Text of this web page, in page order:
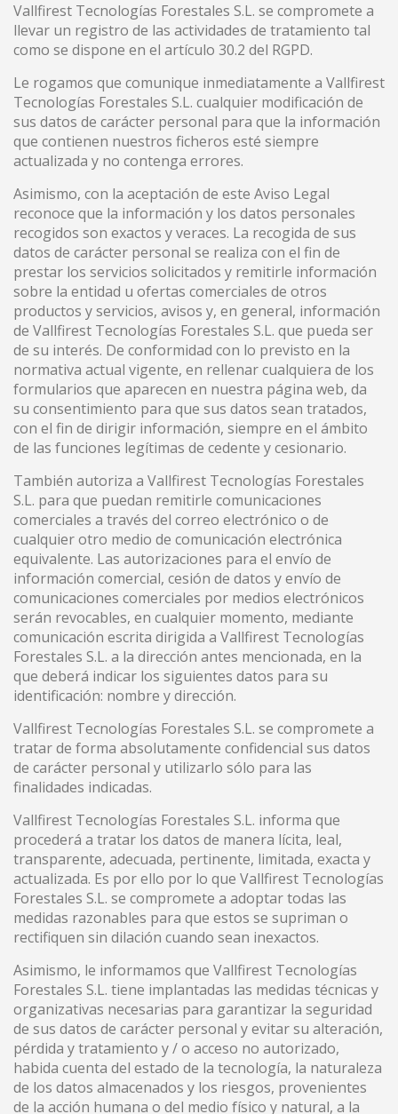
Vallfirest Tecnologías Forestales S.L. se compromete a
llevar un registro de las actividades de tratamiento tal
como se dispone en el artículo 30.2 del RGPD.
Le rogamos que comunique inmediatamente a Vallfirest
Tecnologías Forestales S.L. cualquier modificación de
sus datos de carácter personal para que la información
que contienen nuestros ficheros esté siempre
actualizada y no contenga errores.
Asimismo, con la aceptación de este Aviso Legal
reconoce que la información y los datos personales
recogidos son exactos y veraces. La recogida de sus
datos de carácter personal se realiza con el fin de
prestar los servicios solicitados y remitirle información
sobre la entidad u ofertas comerciales de otros
productos y servicios, avisos y, en general, información
de Vallfirest Tecnologías Forestales S.L. que pueda ser
de su interés. De conformidad con lo previsto en la
normativa actual vigente, en rellenar cualquiera de los
formularios que aparecen en nuestra página web, da
su consentimiento para que sus datos sean tratados,
con el fin de dirigir información, siempre en el ámbito
de las funciones legítimas de cedente y cesionario.
También autoriza a Vallfirest Tecnologías Forestales
S.L. para que puedan remitirle comunicaciones
comerciales a través del correo electrónico o de
cualquier otro medio de comunicación electrónica
equivalente. Las autorizaciones para el envío de
información comercial, cesión de datos y envío de
comunicaciones comerciales por medios electrónicos
serán revocables, en cualquier momento, mediante
comunicación escrita dirigida a Vallfirest Tecnologías
Forestales S.L. a la dirección antes mencionada, en la
que deberá indicar los siguientes datos para su
identificación: nombre y dirección.
Vallfirest Tecnologías Forestales S.L. se compromete a
tratar de forma absolutamente confidencial sus datos
de carácter personal y utilizarlo sólo para las
finalidades indicadas.
Vallfirest Tecnologías Forestales S.L. informa que
procederá a tratar los datos de manera lícita, leal,
transparente, adecuada, pertinente, limitada, exacta y
actualizada. Es por ello por lo que Vallfirest Tecnologías
Forestales S.L. se compromete a adoptar todas las
medidas razonables para que estos se supriman o
rectifiquen sin dilación cuando sean inexactos.
Asimismo, le informamos que Vallfirest Tecnologías
Forestales S.L. tiene implantadas las medidas técnicas y
organizativas necesarias para garantizar la seguridad
de sus datos de carácter personal y evitar su alteración,
pérdida y tratamiento y / o acceso no autorizado,
habida cuenta del estado de la tecnología, la naturaleza
de los datos almacenados y los riesgos, provenientes
de la acción humana o del medio físico y natural, a la
Modificar cookies
Siempre activas
información con la finalidad de mejorar nuestros servicios.
Si continua navegando, supone la aceptación de la
instalación de las mismas. El usuario tiene la posibilidad
de configurar su navegador pudiendo, si así lo desea,
impedir que sean instaladas en su disco duro, aunque
deberá tener en cuenta que dicha acción podrá ocasionar
dificultades de navegación de la página web.
Analíticas y personalización
Permiten realizar el seguimiento y análisis del
comportamiento de los usuarios de este sitio web. La
información recogida mediante este tipo de cookies se
utiliza en la medición de la actividad de la web para la
elaboración de perfiles de navegación de los usuarios con
el fin de introducir mejoras en función del análisis de los
datos de uso que hacen los usuarios del servicio. Permiten
guardar la información de preferencia del usuario para
mejor experiencia a través de productos recomendados.
Marketing y publicidad
Estas cookies son utilizadas para almacenar información
sobre las preferencias y elecciones personales del usuario
a través de la observación continuada de sus hábitos de
navegación. Gracias a ellas, podemos conocer los hábitos
de navegación en el sitio web y mostrar publicidad
relacionada con el perfil de navegación del usuario.